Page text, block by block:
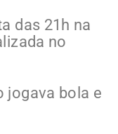
das 21h na
no
jogava bola e